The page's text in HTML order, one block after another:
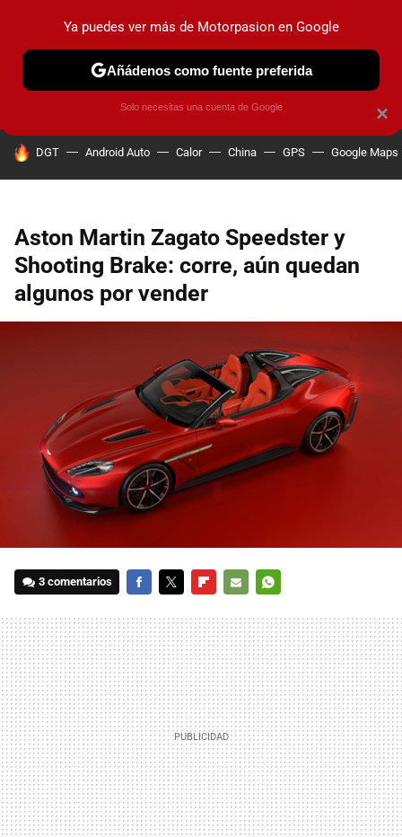
PRUEBAS COCHES ELÉCTRICOS OBSERVATORIO
HOY SE HABLA DE
DGT Android Auto Calor China GPS Google Maps
Aston Martin Zagato Speedster y
Shooting Brake: corre, aún quedan
algunos por vender
3 comentarios
MAIL
×
Ya puedes ver más de Motorpasion en Google
Añádenos como fuente preferida
Solo necesitas una cuenta de Google